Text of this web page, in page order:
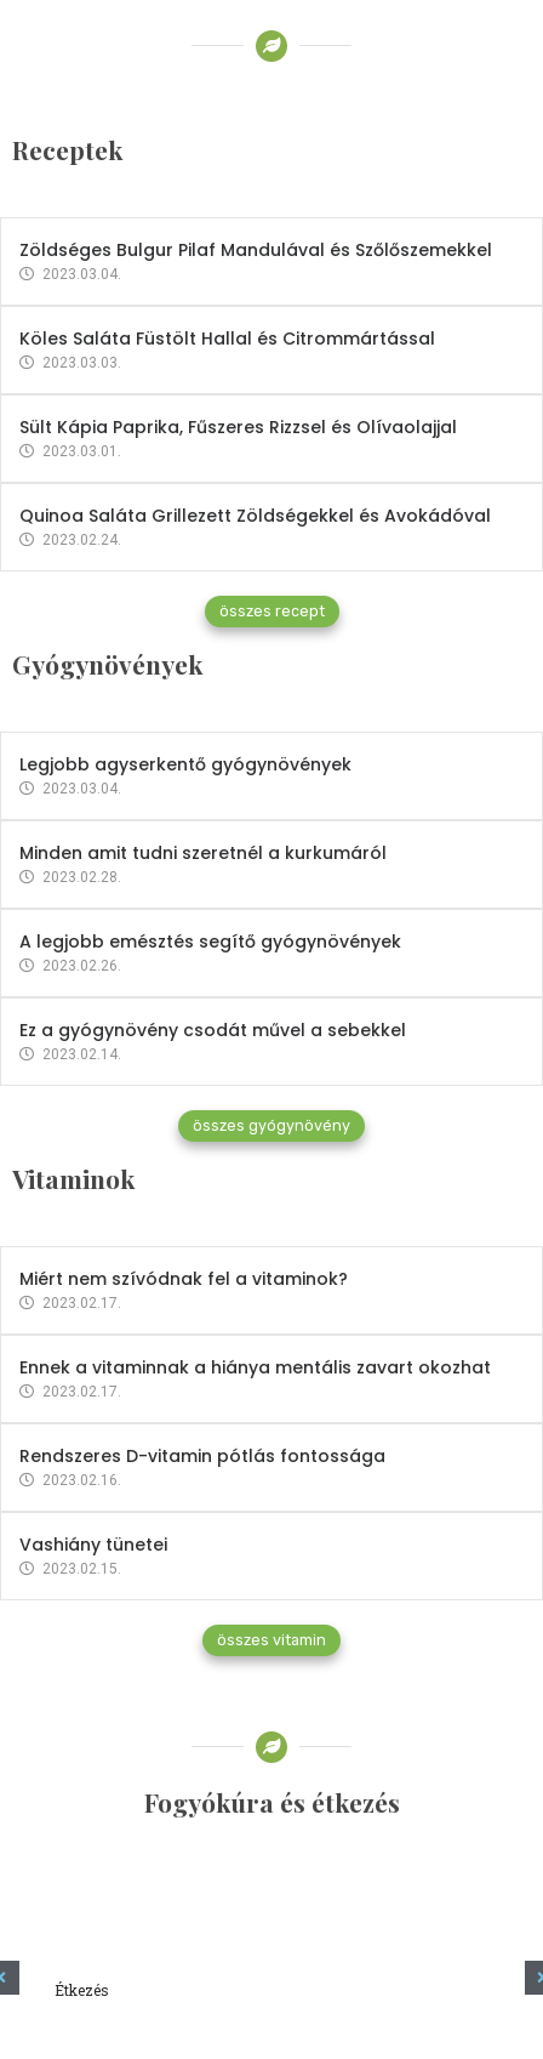
Receptek
2023.03.06.
Zöldséges Bulgur Pilaf Mandulával és Szőlőszemekkel
2023.03.04.
Köles Saláta Füstölt Hallal és Citrommártással
2023.03.03.
Sült Kápia Paprika, Fűszeres Rizzsel és Olívaolajjal
2023.03.01.
Quinoa Saláta Grillezett Zöldségekkel és Avokádóval
2023.02.24.
összes recept
Gyógynövények
Gyógynövények
Mindent a petrezselyemről
2023.12.21.
Legjobb agyserkentő gyógynövények
2023.03.04.
Minden amit tudni szeretnél a kurkumáról
2023.02.28.
A legjobb emésztés segítő gyógynövények
2023.02.26.
Ez a gyógynövény csodát művel a sebekkel
2023.02.14.
összes gyógynövény
Vitaminok
Vitaminok
Mindent a B-12 vitaminról
2023.02.27.
Miért nem szívódnak fel a vitaminok?
2023.02.17.
Ennek a vitaminnak a hiánya mentális zavart okozhat
2023.02.17.
Rendszeres D-vitamin pótlás fontossága
2023.02.16.
Vashiány tünetei
2023.02.15.
összes vitamin
Fogyókúra és étkezés
Étkezés